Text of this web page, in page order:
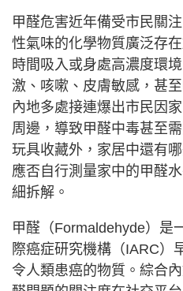
甲醛危害近年備受市民關
性氣味的化學物質廣泛存
時間吸入或身處高濃度環
激、咳嗽、皮膚敏感，甚
內地多處接連爆出市民因
周邊，導致甲醛中毒甚至
玩具收藏外，家居中還有
應否自行測量家中的甲醛
細拆解。
甲醛（Formaldehyde）是
際癌症研究機構（IARC）
令人類患癌的物質。綜合